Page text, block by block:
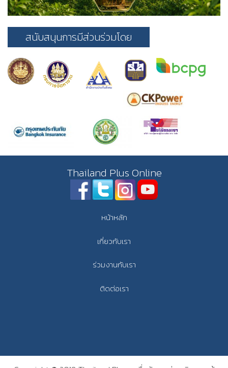
สนับสนุนการมีส่วนร่วมโดย
Thailand Plus Online
หน้าหลัก
เกี่ยวกับเรา
ร่วมงานกับเรา
ติดต่อเรา